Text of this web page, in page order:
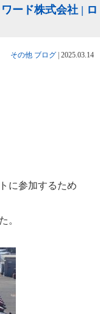
ード株式会社 | ロ
その他 ブログ 2025.03.14
に参加するため
。